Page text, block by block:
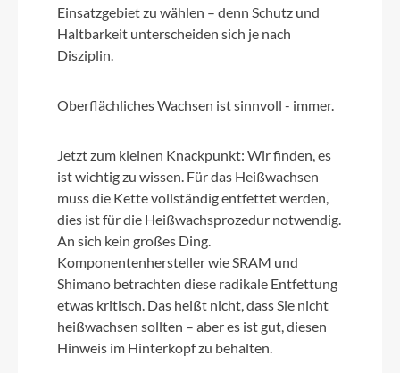
Einsatzgebiet zu wählen – denn Schutz und
Haltbarkeit unterscheiden sich je nach
Disziplin.
Oberflächliches Wachsen ist sinnvoll - immer.
Jetzt zum kleinen Knackpunkt: Wir finden, es
ist wichtig zu wissen. Für das Heißwachsen
muss die Kette vollständig entfettet werden,
dies ist für die Heißwachsprozedur notwendig.
An sich kein großes Ding.
Komponentenhersteller wie SRAM und
Shimano betrachten diese radikale Entfettung
etwas kritisch. Das heißt nicht, dass Sie nicht
heißwachsen sollten – aber es ist gut, diesen
Hinweis im Hinterkopf zu behalten.